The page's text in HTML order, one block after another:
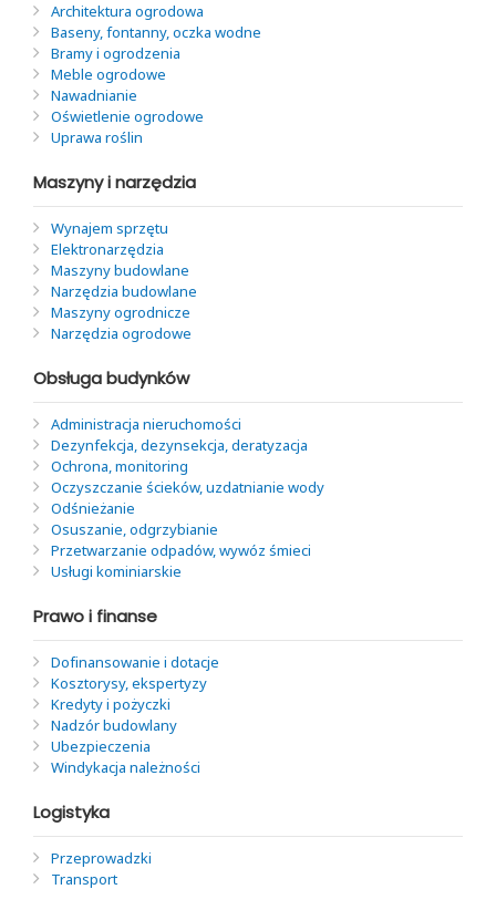
Architektura ogrodowa
Baseny, fontanny, oczka wodne
Bramy i ogrodzenia
Meble ogrodowe
Nawadnianie
Oświetlenie ogrodowe
Uprawa roślin
Maszyny i narzędzia
Wynajem sprzętu
Elektronarzędzia
Maszyny budowlane
Narzędzia budowlane
Maszyny ogrodnicze
Narzędzia ogrodowe
Obsługa budynków
Administracja nieruchomości
Dezynfekcja, dezynsekcja, deratyzacja
Ochrona, monitoring
Oczyszczanie ścieków, uzdatnianie wody
Odśnieżanie
Osuszanie, odgrzybianie
Przetwarzanie odpadów, wywóz śmieci
Usługi kominiarskie
Prawo i finanse
Dofinansowanie i dotacje
Kosztorysy, ekspertyzy
Kredyty i pożyczki
Nadzór budowlany
Ubezpieczenia
Windykacja należności
Logistyka
Przeprowadzki
Transport